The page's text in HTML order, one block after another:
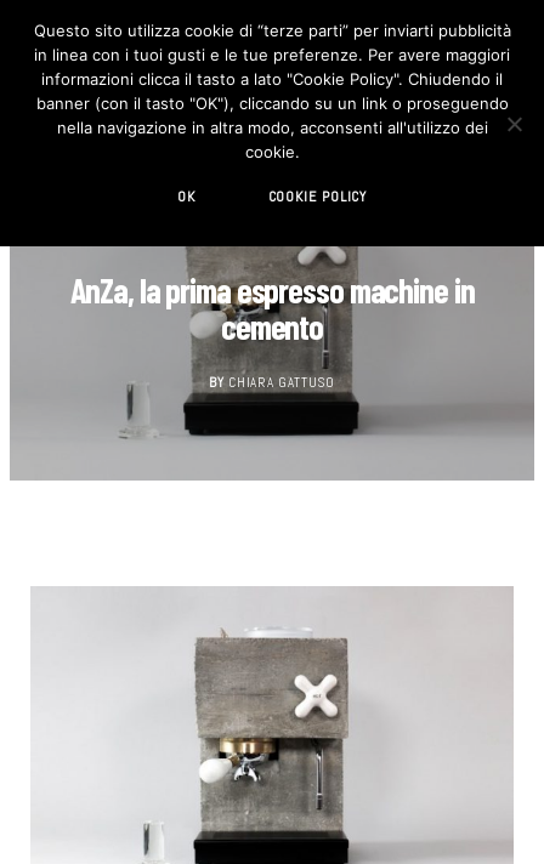
F
c
e
b
o
I
n
s
t
AnZa, la prima espresso machine in
cemento
BY CHIARA GATTUSO
Questo sito utilizza cookie di “terze parti” per inviarti pubblicità
in linea con i tuoi gusti e le tue preferenze. Per avere maggiori
informazioni clicca il tasto a lato "Cookie Policy". Chiudendo il
banner (con il tasto "OK"), cliccando su un link o proseguendo
nella navigazione in altra modo, acconsenti all'utilizzo dei
cookie.
OK COOKIE POLICY